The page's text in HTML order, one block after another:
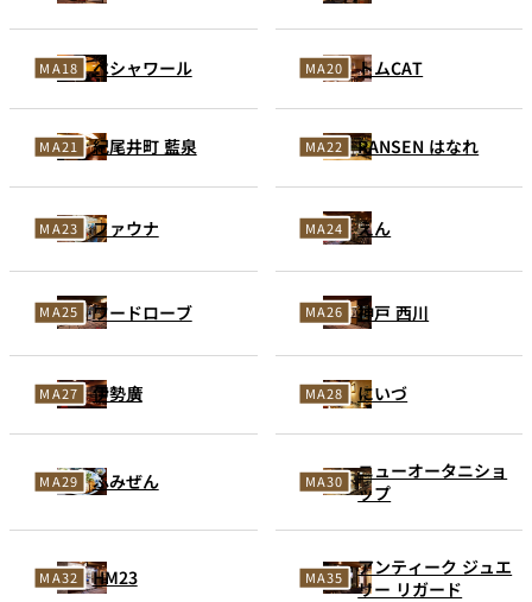
ペシャワール トムCAT
紀尾井町 藍泉 RANSEN はなれ
ファウナ えん
ワードローブ 神戸 西川
伊勢廣 にいづ
ふみぜん
ニューオータニショ
ップ
HM23
アンティーク ジュエ
リー リガード